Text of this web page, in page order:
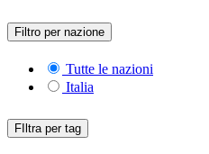
Filtro per nazione
Tutte le nazioni
Italia
FIltra per tag